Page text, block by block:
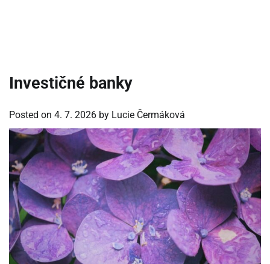
Investičné banky
Posted on 4. 7. 2026 by Lucie Čermáková